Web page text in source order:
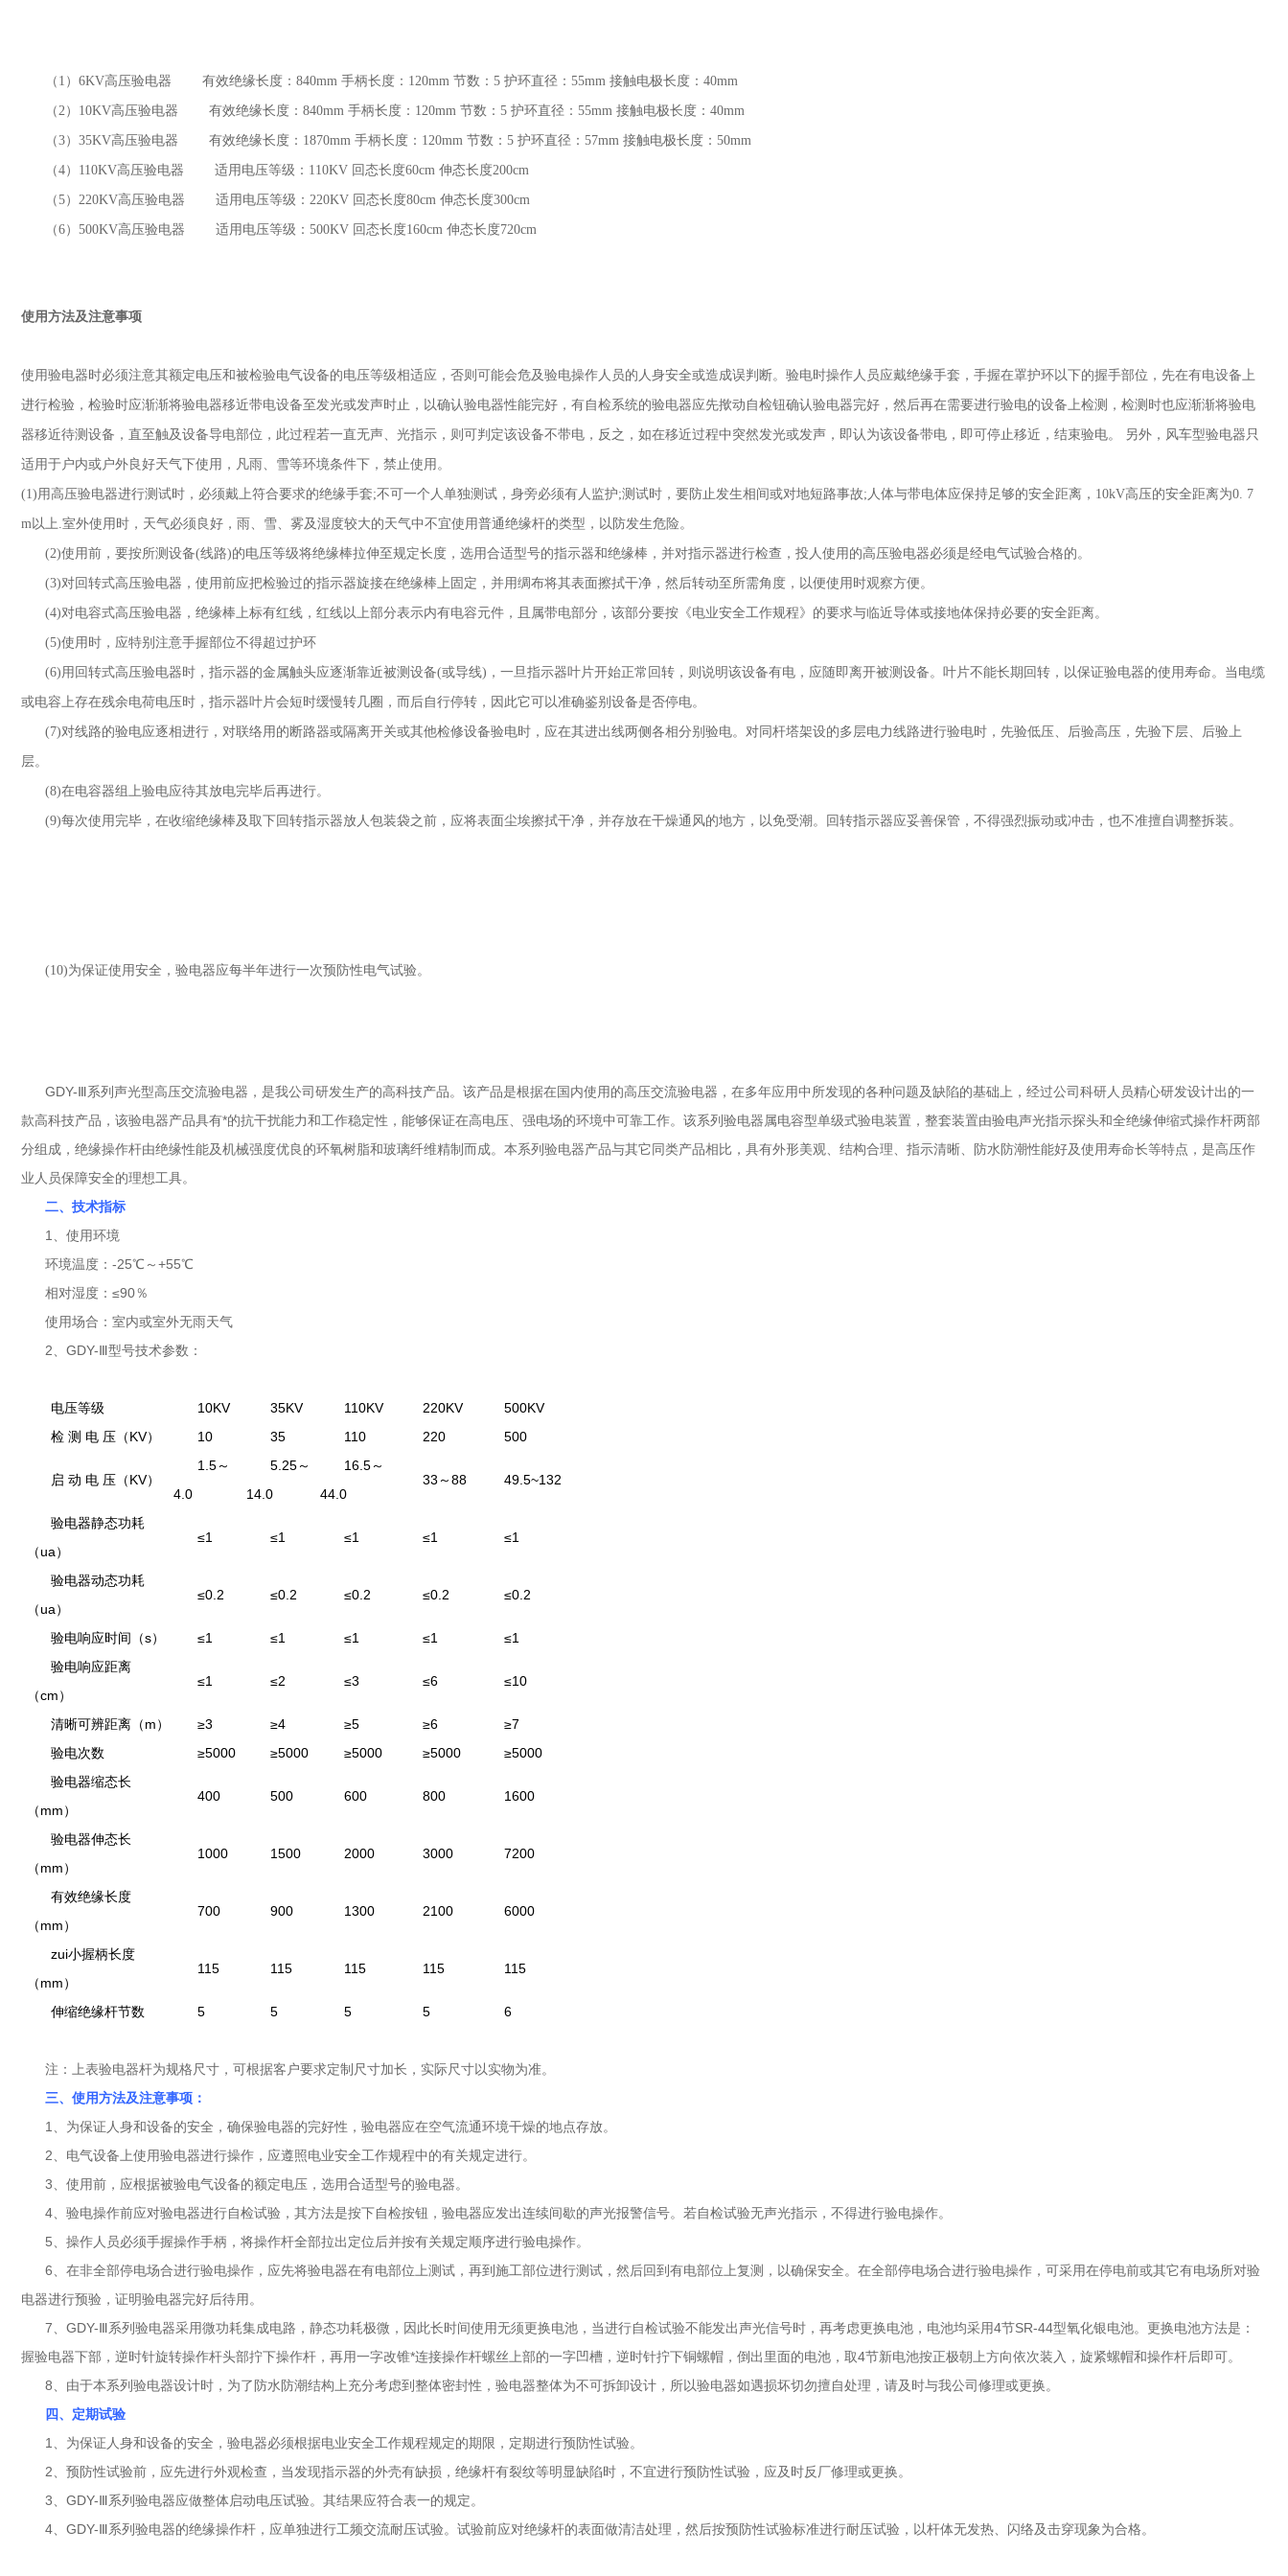
（1 ） 6KV高压验电器 有效绝缘长度： 840mm 手柄长度： 120mm 节数： 5 护环直径： 55mm 接触电极长度： 40mm
（2） 10KV高压验电器 有效绝缘长度： 840mm 手柄长度： 120mm 节数： 5 护环直径： 55mm 接触电极长度： 40mm
（3） 35KV高压验电器 有效绝缘长度： 1870mm 手柄长度： 120mm 节数： 5 护环直径： 57mm 接触电极长度： 50mm
（4） 110KV高压验电器 适用电压等级： 110KV 回态长度60cm 伸态长度200cm
（5） 220KV高压验电器 适用电压等级： 220KV 回态长度80cm 伸态长度300cm
（6） 500KV高压验电器 适用电压等级： 500KV 回态长度160cm 伸态长度720cm
使用方法及注意事项
使用验电器时必须注意其额定电压和被检验电气设备的电压等级相适应，否则可能会危及验电操作人员的人身安全或造成误判断。验电时操作人员应戴绝缘手套，手握在罩护环以下的握手部位，先在有电设备上
进行检验，检验时应渐渐将验电器移近带电设备至发光或发声时止，以确认验电器性能完好，有自检系统的验电器应先揿动自检钮确认验电器完好，然后再在需要进行验电的设备上检测，检测时也应渐渐将验电
器移近待测设备，直至触及设备导电部位，此过程若一直无声、光指示，则可判定该设备不带电，反之，如在移近过程中突然发光或发声，即认为该设备带电，即可停止移近，结束验电。 另外，风车型验电器只
适用于户内或户外良好天气下使用，凡雨、雪等环境条件下，禁止使用。
(1)用高压验电器进行测试时，必须戴上符合要求的绝缘手套;不可一个人单独测试，身旁必须有人监护;测试时，要防止发生相间或对地短路事故; 人体与带电体应保持足够的安全距离， 10kV高压的安全距离为0. 7
m以上.室外使用时，天气必须良好，雨、雪、雾及湿度较大的天气中不宜使用普通绝缘杆的类型，以防发生危险。
(2)使用前，要按所测设备(线路)的电压等级将绝缘棒拉伸至规定长度，选用合适型号的指示器和绝缘棒，并对指示器进行检查，投人使用的高压验电器必须是经电气试验合格的。
(3)对回转式高压验电器，使用前应把检验过的指示器旋接在绝缘棒上固定，并用绸布将其表面擦拭干净，然后转动至所需角度，以便使用时观察方便。
(4)对电容式高压验电器，绝缘棒上标有红线，红线以上部分表示内有电容元件，且属带电部分，该部分要按《电业安全工作规程》的要求与临近导体或接地体保持必要的安全距离。
(5)使用时，应特别注意手握部位不得超过护环
(6)用回转式高压验电器时，指示器的金属触头应逐渐靠近被测设备(或导线) ，一旦指示器叶片开始正常回转，则说明该设备有电，应随即离开被测设备。叶片不能长期回转，以保证验电器的使用寿命。当电缆
或电容上存在残余电荷电压时，指示器叶片会短时缓慢转几圈，而后自行停转，因此它可以准确鉴别设备是否停电。
(7)对线路的验电应逐相进行，对联络用的断路器或隔离开关或其他检修设备验电时，应在其进出线两侧各相分别验电。对同杆塔架设的多层电力线路进行验电时，先验低压、后验高压，先验下层、后验上
层。
(8)在电容器组上验电应待其放电完毕后再进行。
(9)每次使用完毕，在收缩绝缘棒及取下回转指示器放人包装袋之前，应将表面尘埃擦拭干净，并存放在干燥通风的地方，以免受潮。回转指示器应妥善保管，不得强烈振动或冲击，也不准擅自调整拆装。
(10)为保证使用安全，验电器应每半年进行一次预防性电气试验。
GDY-Ⅲ系列声光型高压交流验电器，是我公司研发生产的高科技产品。该产品是根据在国内使用的高压交流验电器，在多年应用中所发现的各种问题及缺陷的基础上，经过公司科研人员精心研发设计出的一
款高科技产品，该验电器产品具有*的抗干扰能力和工作稳定性，能够保证在高电压、强电场的环境中可靠工作。该系列验电器属电容型单级式验电装置，整套装置由验电声光指示探头和全绝缘伸缩式操作杆两部
分组成，绝缘操作杆由绝缘性能及机械强度优良的环氧树脂和玻璃纤维精制而成。本系列验电器产品与其它同类产品相比，具有外形美观、结构合理、指示清晰、防水防潮性能好及使用寿命长等特点，是高压作
业人员保障安全的理想工具。
二、技术指标
1、使用环境
环境温度：-25℃～+55℃
相对湿度：≤90％
使用场合：室内或室外无雨天气
2、GDY-Ⅲ型号技术参数：
电压等级 10KV 35KV 110KV 220KV
500KV
检 测 电 压（KV）
10 35 110 220 500
启 动 电 压（KV）
1.5～
4.0
5.25～
14.0
16.5～
44.0
33 ～88 49.5~132
验电器静态功耗
（ua）
≤1 ≤1 ≤1 ≤1 ≤1
验电器动态功耗
（ua）
≤0.2 ≤0.2 ≤0.2 ≤0.2 ≤0.2
验电响应时间（s） ≤1 ≤1 ≤1 ≤1
≤1
验电响应距离
（cm）
≤1 ≤2 ≤3 ≤6 ≤10
清晰可辨距离（m） ≥3 ≥4 ≥5 ≥6
≥7
验电次数
≥5000 ≥5000 ≥5000 ≥5000
≥5000
验电器缩态长
（mm）
400 500 600 800 1600
验电器伸态长
（mm）
1000 1500 2000 3000 7200
有效绝缘长度
（mm）
700 900 1300 2100 6000
zui小握柄长度
（mm）
115 115 115 115 115
伸缩绝缘杆节数 5 5 5 5 6
注：上表验电器杆为规格尺寸，可根据客户要求定制尺寸加长，实际尺寸以实物为准。
三、使用方法及注意事项：
1、为保证人身和设备的安全，确保验电器的完好性，验电器应在空气流通环境干燥的地点存放。
2、电气设备上使用验电器进行操作，应遵照电业安全工作规程中的有关规定进行。
3、使用前，应根据被验电气设备的额定电压，选用合适型号的验电器。
4、验电操作前应对验电器进行自检试验，其方法是按下自检按钮，验电器应发出连续间歇的声光报警信号。若自检试验无声光指示，不得进行验电操作。
5、操作人员必须手握操作手柄，将操作杆全部拉出定位后并按有关规定顺序进行验电操作。
6、在非全部停电场合进行验电操作，应先将验电器在有电部位上测试，再到施工部位进行测试，然后回到有电部位上复测，以确保安全。在全部停电场合进行验电操作，可采用在停电前或其它有电场所对验
电器进行预验，证明验电器完好后待用。
7、GDY-Ⅲ系列验电器采用微功耗集成电路，静态功耗极微，因此长时间使用无须更换电池，当进行自检试验不能发出声光信号时，再考虑更换电池，电池均采用4节SR-44型氧化银电池。更换电池方法是：
握验电器下部，逆时针旋转操作杆头部拧下操作杆，再用一字改锥*连接操作杆螺丝上部的一字凹槽，逆时针拧下铜螺帽，倒出里面的电池，取4节新电池按正极朝上方向依次装入，旋紧螺帽和操作杆后即可。
8、由于本系列验电器设计时，为了防水防潮结构上充分考虑到整体密封性，验电器整体为不可拆卸设计，所以验电器如遇损坏切勿擅自处理，请及时与我公司修理或更换。
四、定期试验
1、为保证人身和设备的安全，验电器必须根据电业安全工作规程规定的期限，定期进行预防性试验。
2、预防性试验前，应先进行外观检查，当发现指示器的外壳有缺损，绝缘杆有裂纹等明显缺陷时，不宜进行预防性试验，应及时反厂修理或更换。
3、GDY-Ⅲ系列验电器应做整体启动电压试验。其结果应符合表一的规定。
4、GDY-Ⅲ系列验电器的绝缘操作杆，应单独进行工频交流耐压试验。试验前应对绝缘杆的表面做清洁处理，然后按预防性试验标准进行耐压试验，以杆体无发热、闪络及击穿现象为合格。